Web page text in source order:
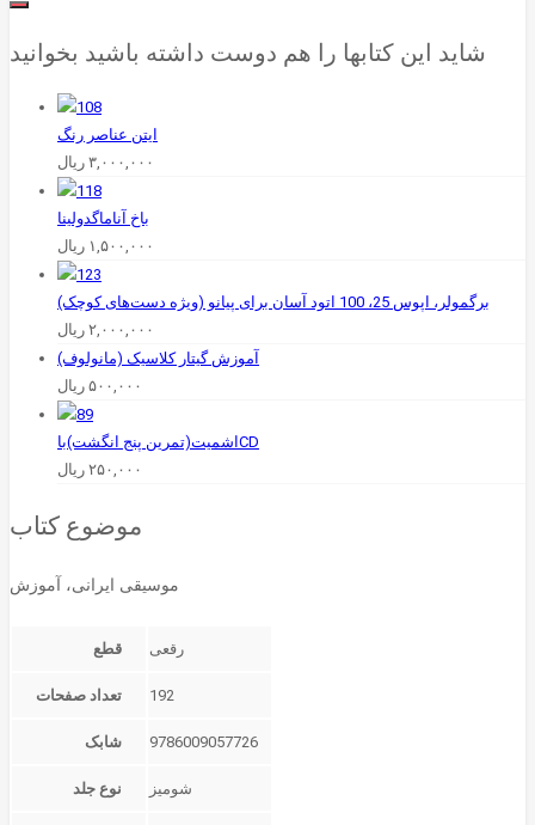
شاید این کتابها را هم دوست داشته باشید بخوانید
ایتن عناصر رنگ
۳,۰۰۰,۰۰۰ ریال
باخ‌ آناماگدولینا
۱,۵۰۰,۰۰۰ ریال
برگمولر، اپوس 25، 100 اتود آسان برای پیانو (ویژه دست‌های کوچک)
۲,۰۰۰,۰۰۰ ریال
آموزش گیتار کلاسیک (مانولوف)
۵۰۰,۰۰۰ ریال
اشمیت‌(تمرین پنج انگشت)باCD
۲۵۰,۰۰۰ ریال
موضوع کتاب
موسیقی ایرانی، آموزش
قطع
تعداد صفحات 192
شابک 9786009057726
نوع جلد شومیز